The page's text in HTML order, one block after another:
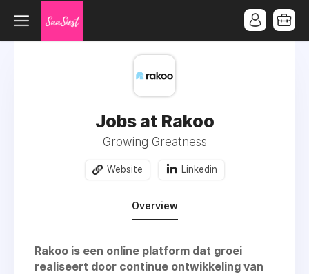
Jobs at Rakoo
Growing Greatness
Website Linkedin
Overview
Rakoo is een online platform dat groei
realiseert door continue ontwikkeling van